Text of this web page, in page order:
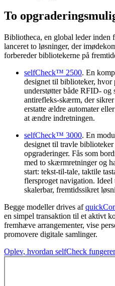
To
Bibliotheca, en global leder inden
lanceret to løsninger, der
forbereder bibliotekerne på
selfCheck™ 2500. En
designet til biblioteker, hvor
understøtter både RFID-
antirefleks-skærm, der
erstatte ældre automater
at ændre indretningen.
selfCheck™ 3000. En
designet til travle
opgraderinger. Fås som
med to skærmretninger og
start: tekst-til-tale, taktile
flersproget navigation.
skalerbar, fremtidssikret
Begge modeller drives af
en simpel transaktion til et aktivt
fremhæve arrangementer, vise
promovere digitale samlinger.
Oplev, hvordan selfCheck fungerer